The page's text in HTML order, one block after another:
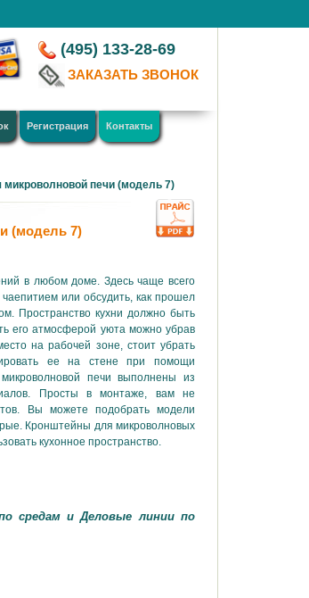
(495) 133-28-69
ЗАКАЗАТЬ ЗВОНОК
Регистрация Контакты
микроволновой печи (модель 7)
(модель 7)
в любом доме. Здесь чаще всего
или обсудить, как прошел
Пространство кухни должно быть
его атмосферой уюта можно убрав
на рабочей зоне, стоит убрать
ее на стене при помощи
печи выполнены из
Просты в монтаже, вам не
Вы можете подобрать модели
Кронштейны для микроволновых
кухонное пространство.
средам и Деловые линии по